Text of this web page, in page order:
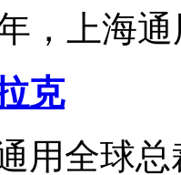
，上海
克
全球总